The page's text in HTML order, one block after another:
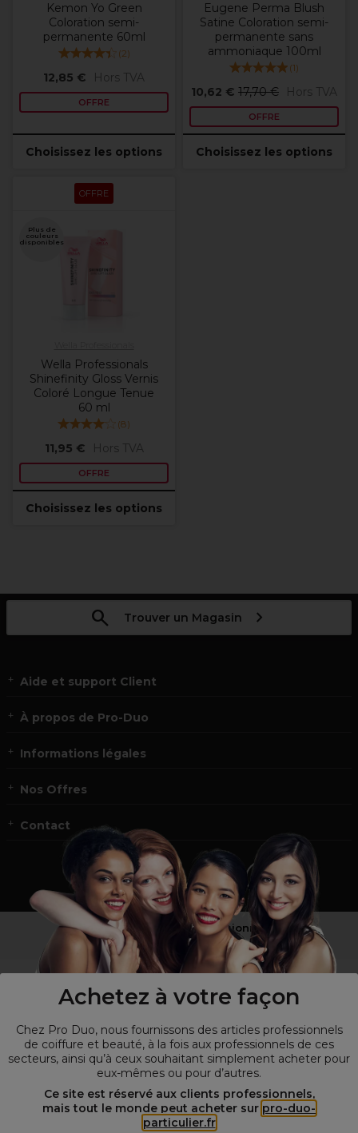
Achetez à votre façon
Chez Pro Duo, nous fournissons des articles professionnels
de coiffure et beauté, à la fois aux professionnels de ces
secteurs, ainsi qu’à ceux souhaitant simplement acheter pour
eux-mêmes ou pour d’autres.
Ce site est réservé aux clients professionnels,
mais tout le monde peut acheter sur pro-duo-
particulier.fr
Kemon Yo Green
Coloration semi-
permanente 60ml
(2)
12,85 € Hors TVA
OFFRE
Choisissez les options
Eugene Perma Blush
Satine Coloration semi-
permanente sans
ammoniaque 100ml
(1)
10,62 € 17,70 € Hors TVA
OFFRE
Choisissez les options
OFFRE
Plus de
couleurs
disponibles
Wella Professionals
Shinefinity Gloss Vernis
Coloré Longue Tenue
60 ml
(8)
11,95 € Hors TVA
OFFRE
Choisissez les options
Trouver un Magasin
Aide et support Client
À propos de Pro-Duo
Informations légales
Nos Offres
Contact
Vous n’êtes pas un professionnel ?
Visitez notre site pourles particuliers !
© Tous droits réservés © Pro-Duo